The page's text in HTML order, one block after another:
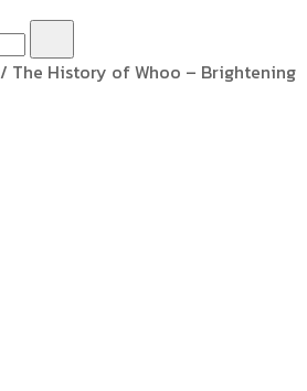
/ The History of Whoo – Brightening